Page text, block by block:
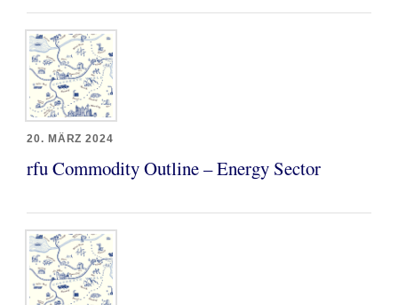
20. MÄRZ 2024
rfu Commodity Outline – Energy Sector